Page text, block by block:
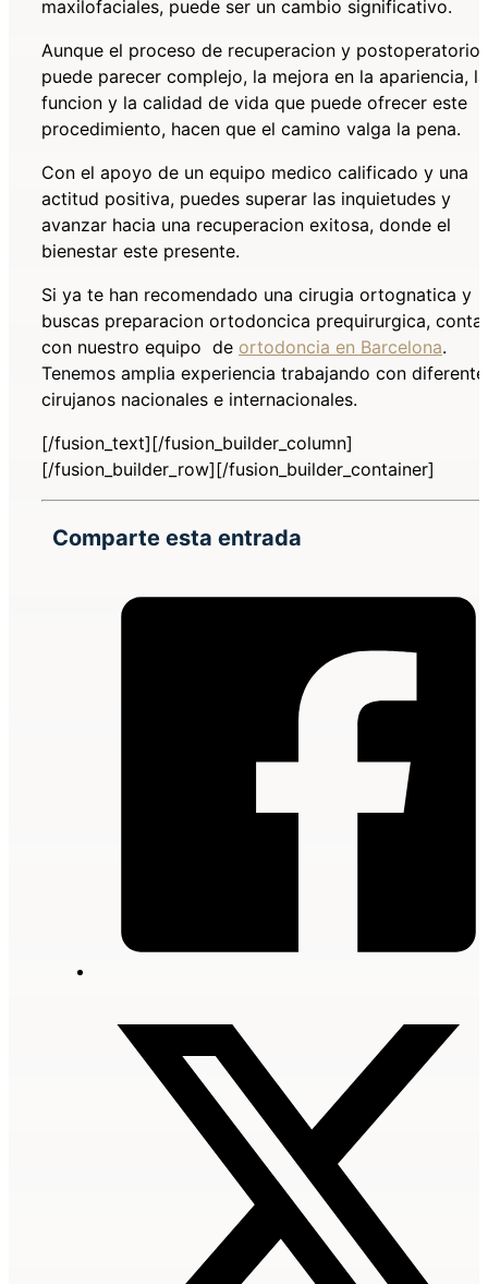
maxilofaciales, puede ser un cambio significativo.
Aunque el proceso de recuperacion y postoperatorio
puede parecer complejo, la mejora en la apariencia, la
funcion y la calidad de vida que puede ofrecer este
procedimiento, hacen que el camino valga la pena.
Con el apoyo de un equipo medico calificado y una
actitud positiva, puedes superar las inquietudes y
avanzar hacia una recuperacion exitosa, donde el
bienestar este presente.
Si ya te han recomendado una cirugia ortognatica y
buscas preparacion ortodoncica prequirurgica,
con nuestro equipo de ortodoncia en Barcelona.
Tenemos amplia experiencia trabajando con
cirujanos nacionales e internacionales.
[/fusion_text][/fusion_builder_column]
[/fusion_builder_row][/fusion_builder_container]
Comparte esta entrada